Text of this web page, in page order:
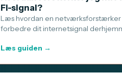
Fi-signal?
Læs hvordan en netværksforstærker
forbedre dit internetsignal
Læs guiden →